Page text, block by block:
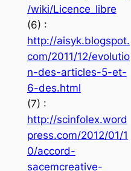
/wiki/Licence_libre
(6) :
http://aisyk.blogspot.
com/2011/12/evolutio
n-des-articles-5-et-
6-des.html
(7) :
http://scinfolex.word
press.com/2012/01/1
0/accord-
sacemcreative-